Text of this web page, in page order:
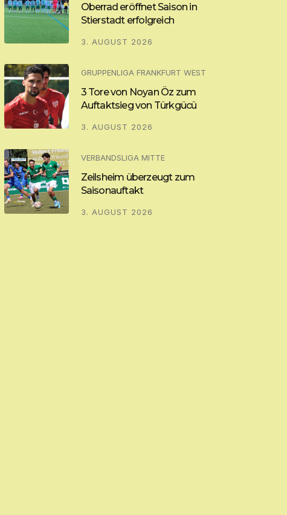
Oberrad eröffnet Saison in
Stierstadt erfolgreich
3. AUGUST 2026
GRUPPENLIGA FRANKFURT WEST
3 Tore von Noyan Öz zum
Auftaktsieg von Türkgücü
3. AUGUST 2026
VERBANDSLIGA MITTE
Zeilsheim überzeugt zum
Saisonauftakt
3. AUGUST 2026